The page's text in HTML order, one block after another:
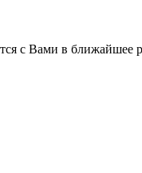
с Вами в ближайшее